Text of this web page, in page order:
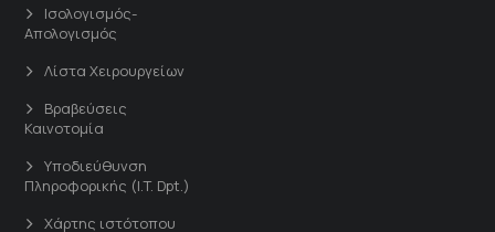
Ισολογισμός-
Απολογισμός
Λίστα Χειρουργείων
Βραβεύσεις
Καινοτομία
Υποδιεύθυνση
Πληροφορικής (I.T. Dpt.)
Χάρτης ιστότοπου